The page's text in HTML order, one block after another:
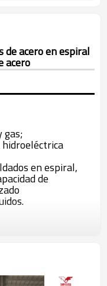
de acero en espiral
acero
gas;
hidroeléctrica
en espiral,
de
disponibles